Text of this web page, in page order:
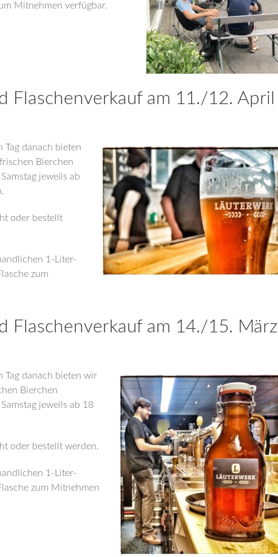
Mitnehmen verfügbar.
Flaschenverkauf am 11./12. April
Tag danach bieten
Bierchen
jeweils ab
oder bestellt
1-Liter-
zum
Flaschenverkauf am 14./15. März
Tag danach bieten wir
Bierchen
jeweils ab 18
oder bestellt werden.
1-Liter-
zum Mitnehmen